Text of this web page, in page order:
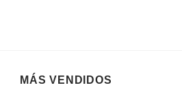
MÁS VENDIDOS